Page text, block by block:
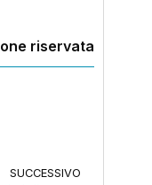
riservata
SUCCESSIVO